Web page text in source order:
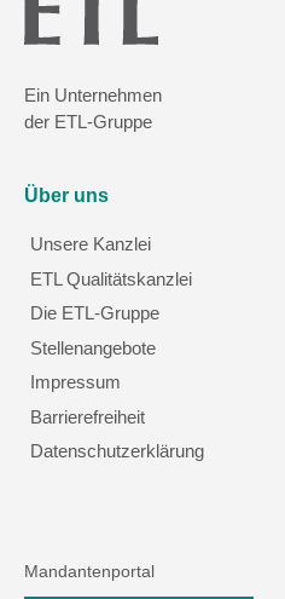
Ein Unternehmen
der ETL-Gruppe
Über uns
Unsere Kanzlei
ETL Qualitätskanzlei
Die ETL-Gruppe
Stellenangebote
Impressum
Barrierefreiheit
Datenschutzerklärung
Mandantenportal